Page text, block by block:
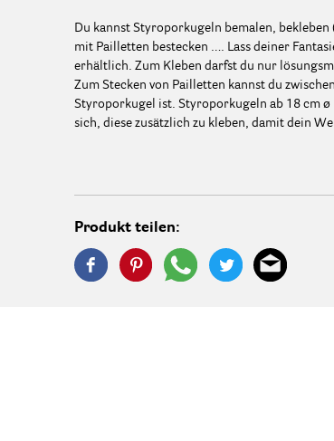
Du kannst Styroporkugeln bemalen,
mit Pailletten bestecken …. Lass deiner
erhältlich. Zum Kleben darfst du nur
Zum Stecken von Pailletten kannst du
Styroporkugel ist. Styroporkugeln ab 18 cm ø
sich, diese zusätzlich zu kleben, damit dein
Produkt teilen: